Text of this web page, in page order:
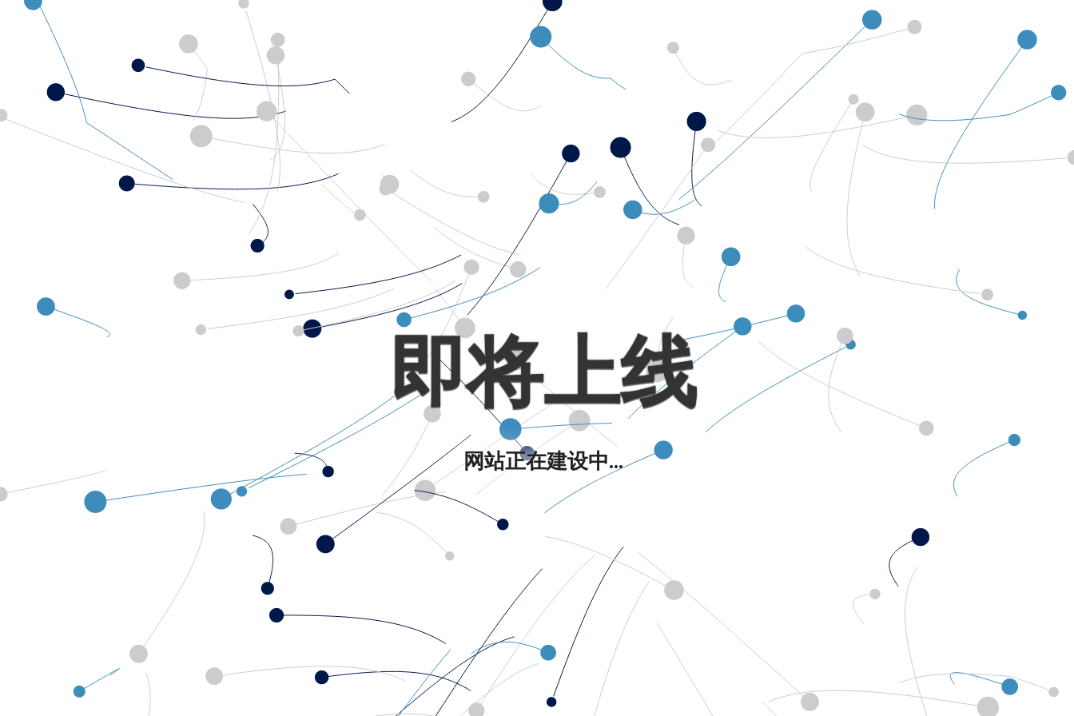
即将上线
网站正在建设中...